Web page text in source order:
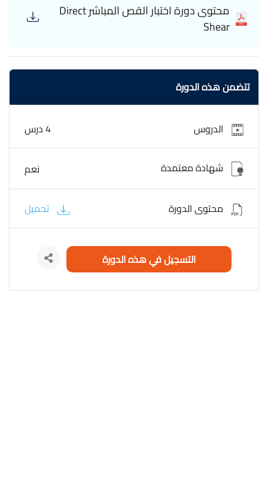
محتوى دورة اختبار القص المباشر Direct
Shear
تتضمن هذه الدورة
الدروس 4 درس
شهادة معتمدة نعم
محتوى الدورة تحميل
التسجيل في هذه الدورة